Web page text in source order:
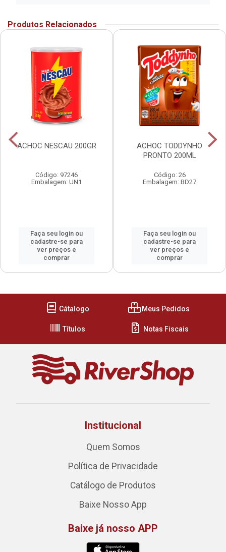
Produtos Relacionados
ACHOC NESCAU 200GR
Código: 97246
Embalagem: UN1
Faça seu login ou
cadastre-se para
ver preços e
comprar
ACHOC TODDYNHO
PRONTO 200ML
Código: 26
Embalagem: BD27
Faça seu login ou
cadastre-se para
ver preços e
comprar
Cátalogo Meus Pedidos
Títulos Notas Fiscais
Institucional
Quem Somos
Política de Privacidade
Catálogo de Produtos
Baixe Nosso App
Baixe já nosso APP